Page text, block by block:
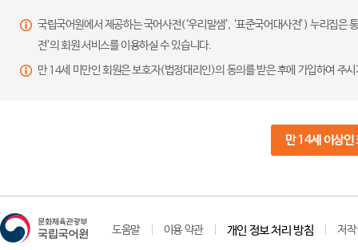
국립국어원에서 제공하는 국어사전(‘우리말샘’, ‘표준국어대사전’) 누리집
전’의 회원 서비스를 이용하실 수 있습니다.
만 14세 미만인 회원은 보호자(법정대리인)의 동의를 받은 후에 가입하여 주
만 14세 이상인
도움말 이용 약관 개인 정보 처리 방침 저